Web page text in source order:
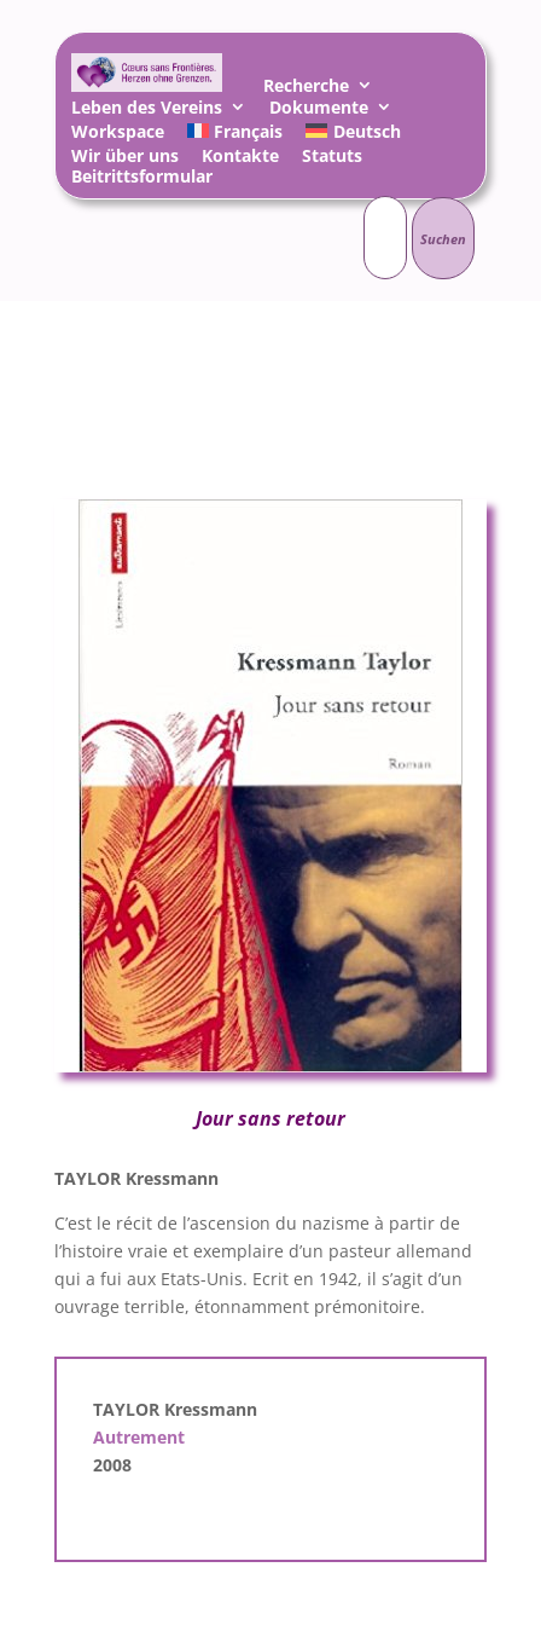
Recherche
Leben des Vereins
Dokumente
Workspace
Français
Deutsch
Wir über uns
Kontakte
Statuts
Beitrittsformular
Suchen
nach:
Jour sans retour
TAYLOR Kressmann
C’est le récit de l’ascension du nazisme à partir de
l’histoire vraie et exemplaire d’un pasteur allemand
qui a fui aux Etats-Unis. Ecrit en 1942, il s’agit d’un
ouvrage terrible, étonnamment prémonitoire.
TAYLOR Kressmann
Autrement
2008